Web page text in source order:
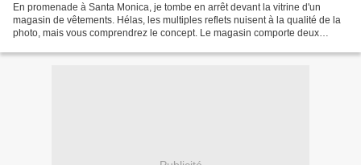
En promenade à Santa Monica, je tombe en arrêt devant la vitrine d'un
magasin de vêtements. Hélas, les multiples reflets nuisent à la qualité de la
photo, mais vous comprendrez le concept. Le magasin comporte deux